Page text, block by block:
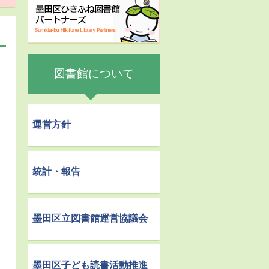
図書館について
運営方針
統計・報告
墨田区立図書館運営協議会
墨田区子ども読書活動推進